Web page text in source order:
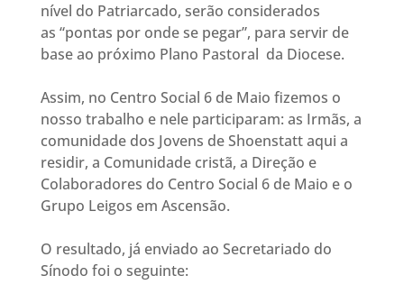
nível do Patriarcado, serão considerados
as “pontas por onde se pegar”, para servir de
base ao próximo Plano Pastoral da Diocese.
Assim, no Centro Social 6 de Maio fizemos o
nosso trabalho e nele participaram: as Irmãs, a
comunidade dos Jovens de Shoenstatt aqui a
residir, a Comunidade cristã, a Direção e
Colaboradores do Centro Social 6 de Maio e o
Grupo Leigos em Ascensão.
O resultado, já enviado ao Secretariado do
Sínodo foi o seguinte: